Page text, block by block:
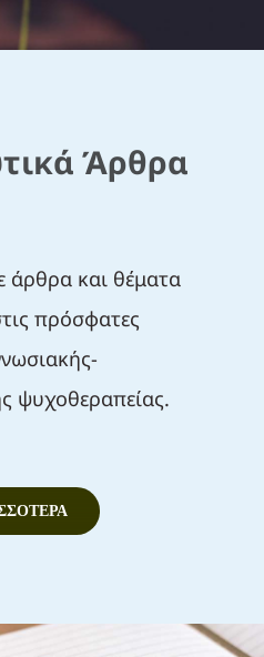
Άρθρα
άρθρα και θέματα
πρόσφατες
ψυχοθεραπείας.